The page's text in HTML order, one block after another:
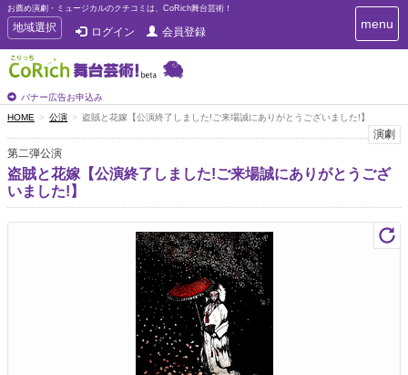
お薦め演劇・ミュージカルのクチコミは、CoRich舞台芸術！
T
o
g
g
e
n
a
v
i
g
a
地域選択 ログイン 会員登録
バナー広告お申込み
T
o
e
v
g
a
menu
HOME 公演 盗賊と花嫁【公演終了しました!ご来場誠にありがとうございました!】
演劇
第二弾公演
盗賊と花嫁【公演終了しました!ご来場誠にありがとうござ
いました!】